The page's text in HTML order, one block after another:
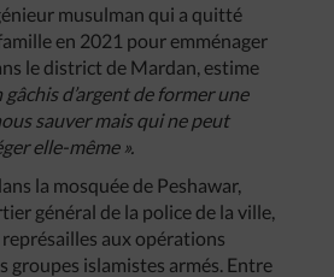
musulman qui a quitté
en 2021 pour emménager
le district de Mardan, estime
gâchis d’argent de former une
sauver mais qui ne peut
elle-même ».
la mosquée de Peshawar,
général de la police de la ville,
aux opérations
groupes islamistes armés. Entre